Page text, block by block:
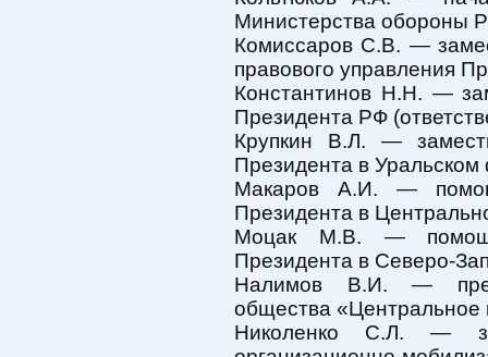
Министерства обороны
Комиссаров С.В. —
правового управления
Константинов Н.Н. —
Президента РФ
Крупкин В.Л. —
Президента в
Макаров А.И. —
Президента в
Моцак М.В. —
Президента в Северо-
Налимов В.И. —
общества «Центральное
Николенко С.Л. —